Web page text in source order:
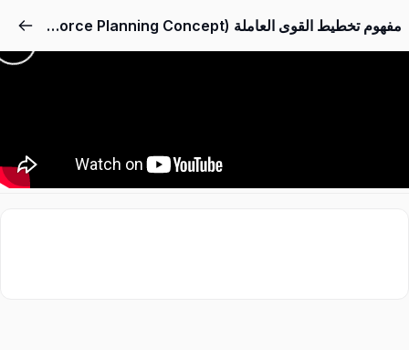
مفهوم تخطيط القوى العاملة (Workforce Planning Concept)